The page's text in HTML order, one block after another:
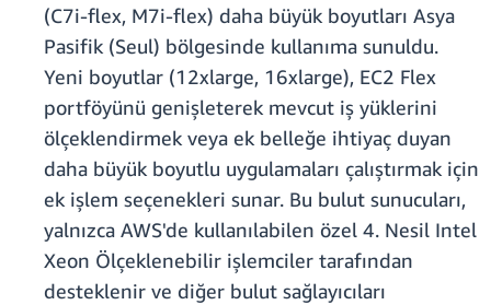
(C7i-flex, M7i-flex) daha büyük boyutları Asya
Pasifik (Seul) bölgesinde kullanıma sunuldu.
Yeni boyutlar (12xlarge, 16xlarge), EC2 Flex
portföyünü genişleterek mevcut iş yüklerini
ölçeklendirmek veya ek belleğe ihtiyaç duyan
daha büyük boyutlu uygulamaları çalıştırmak için
ek işlem seçenekleri sunar. Bu bulut sunucuları,
yalnızca AWS'de kullanılabilen özel 4. Nesil Intel
Xeon Ölçeklenebilir işlemciler tarafından
desteklenir ve diğer bulut sağlayıcıları